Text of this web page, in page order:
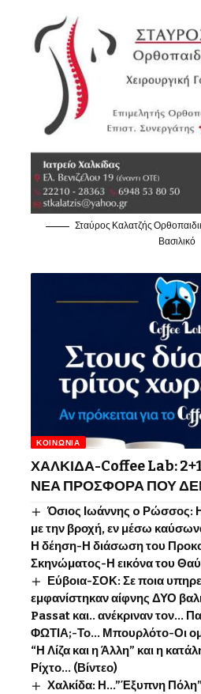
Σταύρος Καλατζής
Βασιλικό
ΚΟΙΝΩΝΊΑ
ΧΑΛΚΙΔΑ-Coffee Lab:
ΝΕΑ ΠΡΟΣΦΟΡΑ ΠΟΥ
Όσιος Ιωάννης o Ρώσσος:
με την βροχή, εν μέσω
Η δέηση-Η διάσωση του
Σκηνώματος-Η εικόνα του
Εύβοια-ΣΟΚ: Σε ποια
εμφανίστηκαν αίφνης ΔΥΟ
Passat και.. ανέκριναν τον…
ΦΩΤΙΑ;-Το… Μπουρλότο-Οι
“Η Λίζα και η Άλλη” και η
Ρίχτο… (Βίντεο)
Χαλκίδα: Η…”Έξυπνη